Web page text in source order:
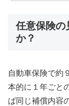
任意保険の
か？
自動車保険で約
本的に１年ごと
ば同じ補償内容